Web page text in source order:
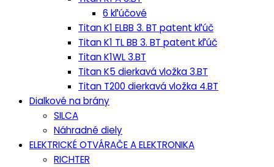
6 kľúčové
Titan K1 ELBB 3. BT patent kľúč
Titan K1 TL BB 3. BT patent kľúč
Titan K1WL 3.BT
Titan K5 dierkavá vložka 3.BT
Titan T200 dierkavá vložka 4.BT
Dialkové na brány
SILCA
Náhradné diely
ELEKTRICKÉ OTVÁRAČE A ELEKTRONIKA
RICHTER